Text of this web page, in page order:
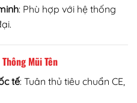
: Phù hợp với hệ thống
Mũi Tên
tế: Tuân thủ tiêu chuẩn CE,